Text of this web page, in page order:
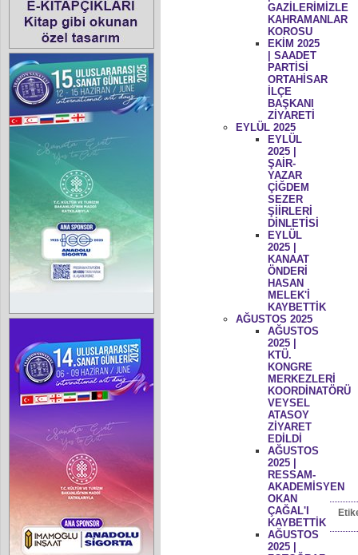
GAZİLERİMİZLE
KAHRAMANLAR
KOROSU
EKİM 2025
| SAADET
PARTİSİ
ORTAHİSAR
İLÇE
BAŞKANI
ZİYARETİ
EYLÜL 2025
EYLÜL
2025 |
ŞAİR-
YAZAR
ÇİĞDEM
SEZER
ŞİİRLERİ
DİNLETİSİ
EYLÜL
2025 |
KANAAT
ÖNDERİ
HASAN
MELEK'İ
KAYBETTİK
AĞUSTOS 2025
AĞUSTOS
2025 |
KTÜ.
KONGRE
MERKEZLERİ
KOORDİNATÖRÜ
VEYSEL
ATASOY
ZİYARET
EDİLDİ
AĞUSTOS
2025 |
RESSAM-
AKADEMİSYEN
OKAN
ÇAĞAL'I
KAYBETTİK
AĞUSTOS
2025 |